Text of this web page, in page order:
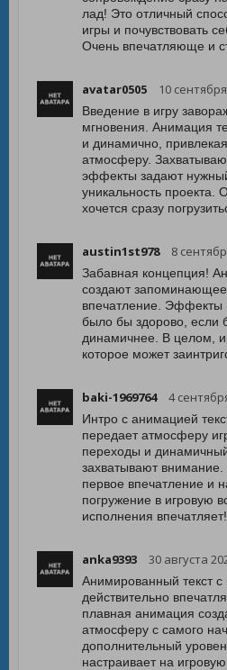
лад! Это отличный
игры и почувствовать
Очень впечатляюще и
avatar0505 10
Введение в игру
мгновения. Анимация
и динамично,
атмосферу.
эффекты задают
уникальность проекта.
хочется сразу
austin1st978 8
Забавная концепция!
создают
впечатление. Эффекты
было бы здорово, если
динамичнее. В целом,
которое может
baki-1969764 4
Интро с анимацией
передает атмосферу
переходы и
захватывают внимание.
первое впечатление и
погружение в игровую
исполнения впечатляет!
anka9393 30 августа
Анимированный текст с
действительно
плавная анимация
атмосферу с самого
дополнительный
настраивает на